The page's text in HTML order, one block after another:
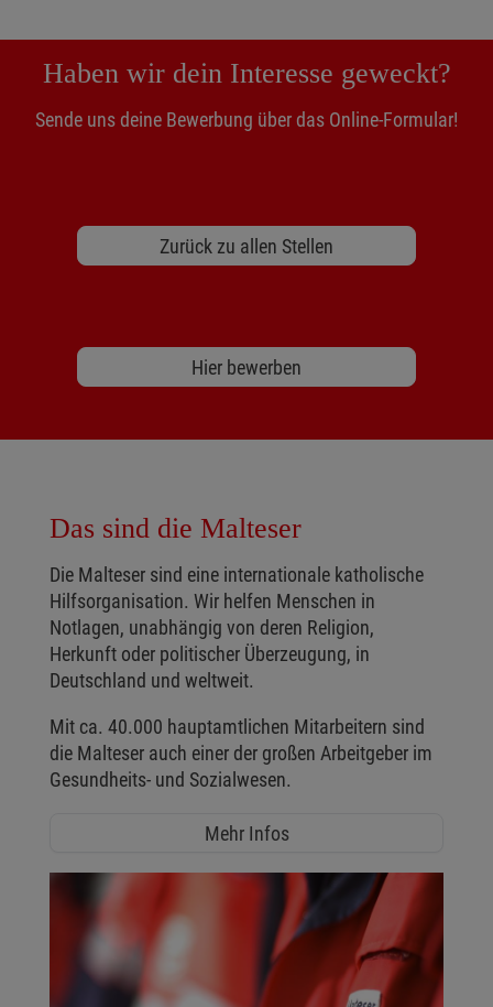
Haben wir dein Interesse geweckt?
Sende uns deine Bewerbung über das Online-Formular!
Zurück zu allen Stellen
Hier bewerben
Das sind die Malteser
Die Malteser sind eine internationale katholische
Hilfsorganisation. Wir helfen Menschen in
Notlagen, unabhängig von deren Religion,
Herkunft oder politischer Überzeugung, in
Deutschland und weltweit.
Mit ca. 40.000 hauptamtlichen Mitarbeitern sind
die Malteser auch einer der großen Arbeitgeber im
Gesundheits- und Sozialwesen.
Mehr Infos